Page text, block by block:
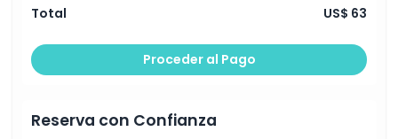
Aspectos Destacados
Inclusiones
Política para Niños y Adultos
Total
US$ 63
Proceder al Pago
Reserva con Confianza